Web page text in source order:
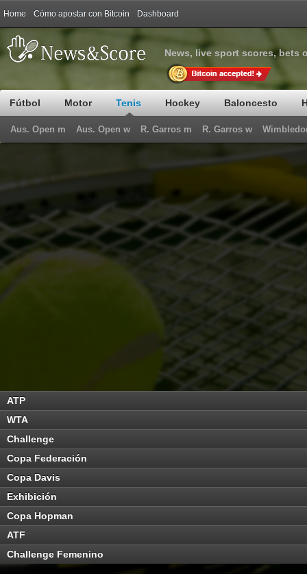
Home Сómo apostar con Bitcoin Dashboard
News, live sport scores, bets
Fútbol Motor Tenis Hockey Baloncesto
Aus. Open m Aus. Open w R. Garros m R. Garros w
ATP
WTA
Challenge
Copa Federación
Copa Davis
Exhibición
Copa Hopman
ATF
Challenge Femenino